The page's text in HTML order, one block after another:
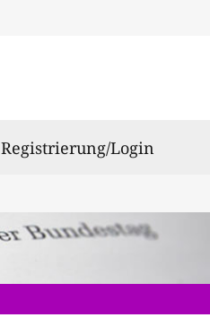
Registrierung/Login